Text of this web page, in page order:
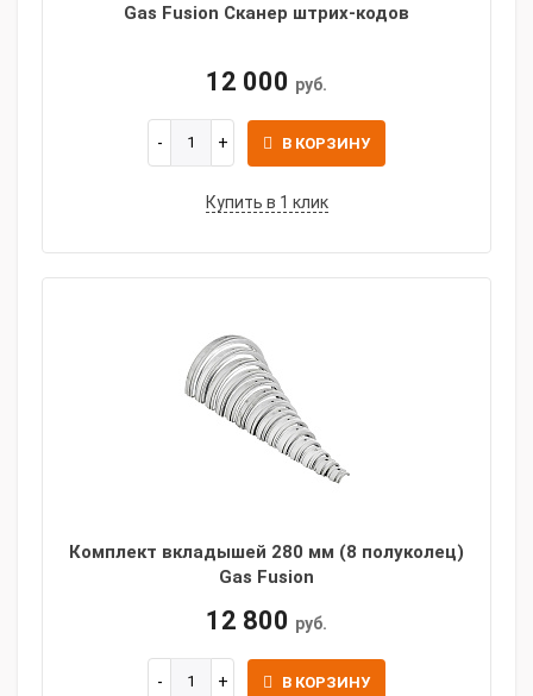
Gas Fusion Сканер штрих-кодов
12 000 руб.
В КОРЗИНУ
Купить в 1 клик
Комплект вкладышей 280 мм (8 полуколец)
Gas Fusion
12 800 руб.
В КОРЗИНУ